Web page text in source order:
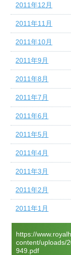
2011年12月
2011年11月
2011年10月
2011年9月
2011年8月
2011年7月
2011年6月
2011年5月
2011年4月
2011年3月
2011年2月
2011年1月
https://
content/uploads/
949.pdf